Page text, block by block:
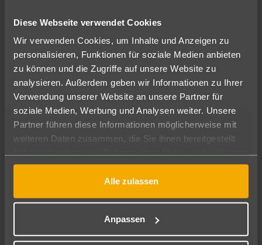
Diese Webseite verwendet Cookies
Wir verwenden Cookies, um Inhalte und Anzeigen zu
personalisieren, Funktionen für soziale Medien anbieten
zu können und die Zugriffe auf unsere Website zu
analysieren. Außerdem geben wir Informationen zu Ihrer
Verwendung unserer Website an unsere Partner für
soziale Medien, Werbung und Analysen weiter. Unsere
Partner führen diese Informationen möglicherweise mit
weiteren Daten zusammen, die Sie ihnen bereitgestellt
gesammelt haben.
Alle zulassen
Anpassen
Türkische Ägäis – Zwischen Kulturwundern und
Küstenglück
Türkei(TR)
Dorthe Menzel
Reiseberaterin